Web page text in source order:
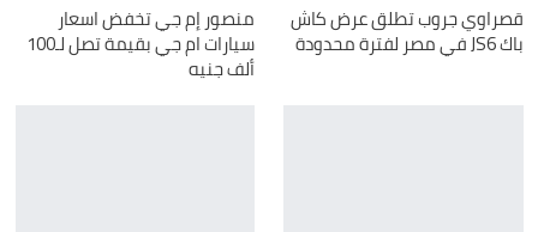
قصراوي جروب تطلق عرض كاش
باك JS6 في مصر لفترة محدودة
منصور إم جي تخفض اسعار
سيارات ام جي بقيمة تصل لـ100
ألف جنيه